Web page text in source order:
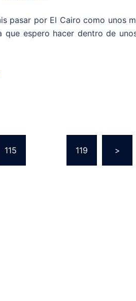
pasar por El Cairo como unos
espero hacer dentro de
115 119 >